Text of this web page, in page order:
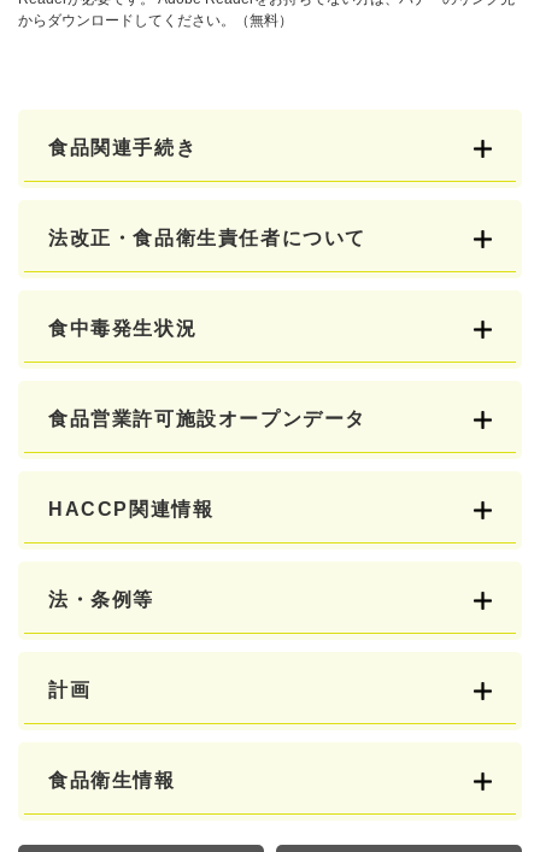
からダウンロードしてください。（無料）
食品関連手続き
法改正・食品衛生責任者について
食中毒発生状況
食品営業許可施設オープンデータ
HACCP関連情報
法・条例等
計画
食品衛生情報